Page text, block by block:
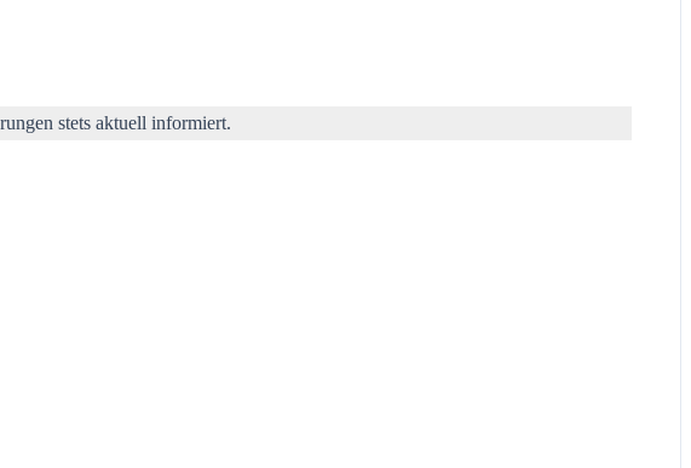
stets aktuell informiert.